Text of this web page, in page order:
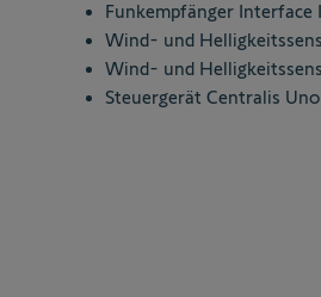
Funkempfänger Interface
Wind- und
Wind- und
Steuergerät Centralis